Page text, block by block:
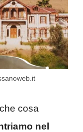
cosa
nel